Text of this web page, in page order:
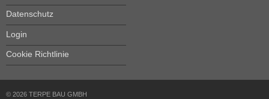
Datenschutz
Login
Cookie Richtlinie
© 2026 TERPE BAU GMBH